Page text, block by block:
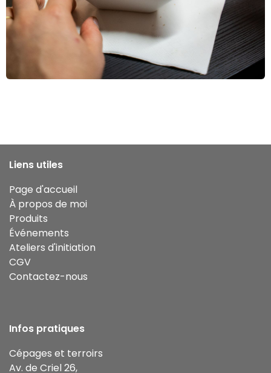
Liens utiles
Page d'accueil
À propos de moi
Produits
Événements
Ateliers d'initiation
CGV
Contactez-nous
Infos pratiques
Cépages et terroirs
Av. de Criel 26,